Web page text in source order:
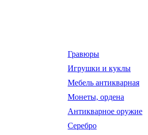
Гравюры
Игрушки и куклы
Мебель антикварная
Монеты, ордена
Антикварное оружие
Серебро